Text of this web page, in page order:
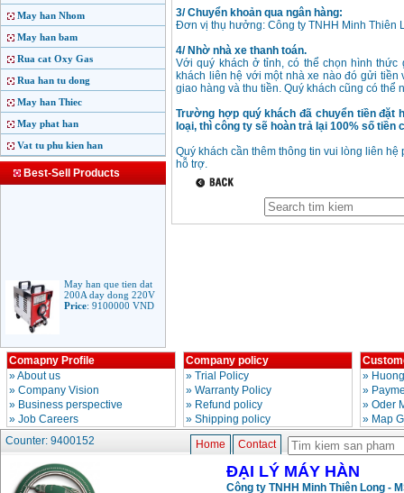
May han Nhom
May han bam
Rua cat Oxy Gas
Rua han tu dong
May han Thiec
May phat han
Vat tu phu kien han
Best-Sell Products
May han que tien dat
200A day dong 220V
Price
9100000 VND
May han que dien tu
Jasic ARC 200 R04
Hong ky HK 200Z
Price:2770000VND
3/ Chuyển khoản qua ngân hàng:
Đơn vị thụ hưởng: Công ty TNHH Minh Thiên
4/ Nhờ nhà xe thanh toán.
Với quý khách ở tỉnh, có thể chọn hình
khách liên hệ với một nhà xe nào đó gửi
giao hàng và thu tiền. Quý khách cũng có
Trường hợp quý khách đã chuyển tiền đặt
loại, thì công ty sẽ hoàn trả lại 100% số
Quý khách cần thêm thông tin vui lòng liên
hỗ trợ.
Comapny Profile
»About us
» Company Vision
» Business perspective
» Job Careers
Company policy
» Trial Policy
» Warranty Policy
» Refund policy
» Shipping policy
»
»
» Oder
» Map
Counter: 9400152
Home Contact
ĐẠI LÝ MÁY HÀN
Công ty TNHH Minh Thiên Long -